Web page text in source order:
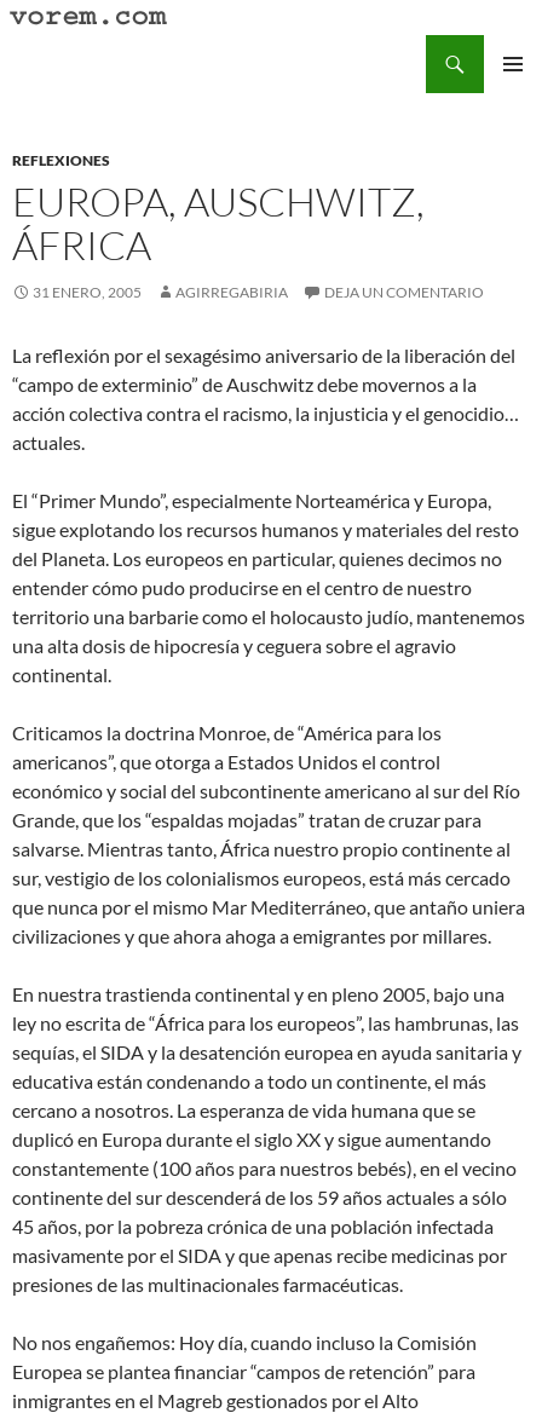
Saltar
REFLEXIONES
EUROPA, AUSCHWITZ,
ÁFRICA
31 ENERO, 2005 AGIRREGABIRIA DEJA UN COMENTARIO
La reflexión por el sexagésimo aniversario de la liberación del
“campo de exterminio” de Auschwitz debe movernos a la
acción colectiva contra el racismo, la injusticia y el genocidio…
actuales.
El “Primer Mundo”, especialmente Norteamérica y Europa,
sigue explotando los recursos humanos y materiales del resto
del Planeta. Los europeos en particular, quienes decimos no
entender cómo pudo producirse en el centro de nuestro
territorio una barbarie como el holocausto judío, mantenemos
una alta dosis de hipocresía y ceguera sobre el agravio
continental.
Criticamos la doctrina Monroe, de “América para los
americanos”, que otorga a Estados Unidos el control
económico y social del subcontinente americano al sur del Río
Grande, que los “espaldas mojadas” tratan de cruzar para
salvarse. Mientras tanto, África nuestro propio continente al
sur, vestigio de los colonialismos europeos, está más cercado
que nunca por el mismo Mar Mediterráneo, que antaño uniera
civilizaciones y que ahora ahoga a emigrantes por millares.
En nuestra trastienda continental y en pleno 2005, bajo una
ley no escrita de “África para los europeos”, las hambrunas, las
sequías, el SIDA y la desatención europea en ayuda sanitaria y
educativa están condenando a todo un continente, el más
cercano a nosotros. La esperanza de vida humana que se
duplicó en Europa durante el siglo XX y sigue aumentando
constantemente (100 años para nuestros bebés), en el vecino
continente del sur descenderá de los 59 años actuales a sólo
45 años, por la pobreza crónica de una población infectada
masivamente por el SIDA y que apenas recibe medicinas por
presiones de las multinacionales farmacéuticas.
No nos engañemos: Hoy día, cuando incluso la Comisión
Europea se plantea financiar “campos de retención” para
inmigrantes en el Magreb gestionados por el Alto